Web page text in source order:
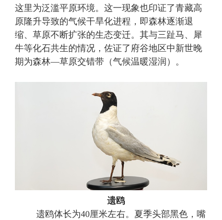
这里为泛滥平原环境。这一现象也印证了青藏高
原隆升导致的气候干旱化进程 ， 即森林逐渐退
缩、草原不断扩张的生态变迁。 其与三趾马、犀
牛等化石共生的情况，佐证了府谷地区中新世晚
期为森林—草原交错带（气候温暖湿润） 。
遗鸥
遗鸥体长为40厘米左右。 夏季头部黑色，嘴